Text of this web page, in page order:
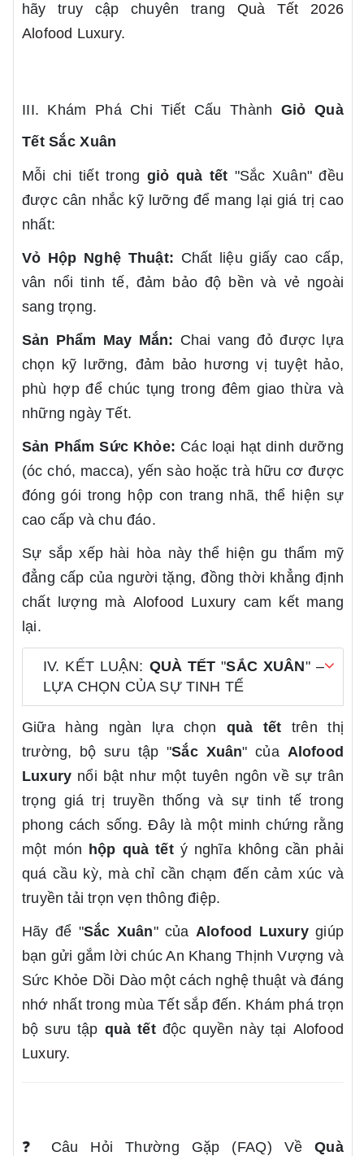
hãy truy cập chuyên trang Quà Tết 2026
Alofood Luxury.
III. Khám Phá Chi Tiết Cấu Thành Giỏ Quà
Tết Sắc Xuân
Mỗi chi tiết trong giỏ quà tết "Sắc Xuân" đều
được cân nhắc kỹ lưỡng để mang lại giá trị cao
nhất:
Vỏ Hộp Nghệ Thuật: Chất liệu giấy cao cấp,
vân nổi tinh tế, đảm bảo độ bền và vẻ ngoài
sang trọng.
Sản Phẩm May Mắn: Chai vang đỏ được lựa
chọn kỹ lưỡng, đảm bảo hương vị tuyệt hảo,
phù hợp để chúc tụng trong đêm giao thừa và
những ngày Tết.
Sản Phẩm Sức Khỏe: Các loại hạt dinh dưỡng
(óc chó, macca), yến sào hoặc trà hữu cơ được
đóng gói trong hộp con trang nhã, thể hiện sự
cao cấp và chu đáo.
Sự sắp xếp hài hòa này thể hiện gu thẩm mỹ
đẳng cấp của người tặng, đồng thời khẳng định
chất lượng mà Alofood Luxury cam kết mang
lại.
IV. KẾT LUẬN: QUÀ TẾT "SẮC XUÂN" –
LỰA CHỌN CỦA SỰ TINH TẾ
Giữa hàng ngàn lựa chọn quà tết trên thị
trường, bộ sưu tập "Sắc Xuân" của Alofood
Luxury nổi bật như một tuyên ngôn về sự trân
trọng giá trị truyền thống và sự tinh tế trong
phong cách sống. Đây là một minh chứng rằng
một món hộp quà tếtý nghĩa không cần phải
quá cầu kỳ, mà chỉ cần chạm đến cảm xúc và
truyền tải trọn vẹn thông điệp.
Hãy để "Sắc Xuân" của Alofood Luxurygiúp
bạn gửi gắm lời chúc An Khang Thịnh Vượng và
Sức Khỏe Dồi Dào một cách nghệ thuật và đáng
nhớ nhất trong mùa Tết sắp đến. Khám phá trọn
bộ sưu tập quà tếtđộc quyền này tại Alofood
Luxury.
❓ Câu Hỏi Thường Gặp (FAQ) VềQuà